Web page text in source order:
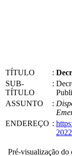
TÍTULO :
SUB-
TÍTULO
:
ASSUNTO
:
ENDEREÇO :
Pré-visualização do